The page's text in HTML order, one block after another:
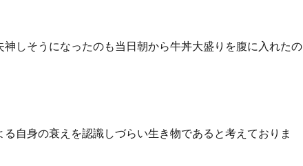
しそうになったのも当日朝から牛丼大盛りを腹に入れたの
自身の衰えを認識しづらい生き物であると考えておりま